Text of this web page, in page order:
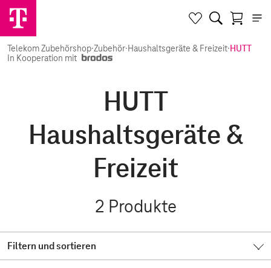
Telekom Zubehörshop·Zubehör·Haushaltsgeräte & Freizeit·HUTT
In Kooperation mit
HUTT
Haushaltsgeräte &
Freizeit
2 Produkte
Filtern und sortieren